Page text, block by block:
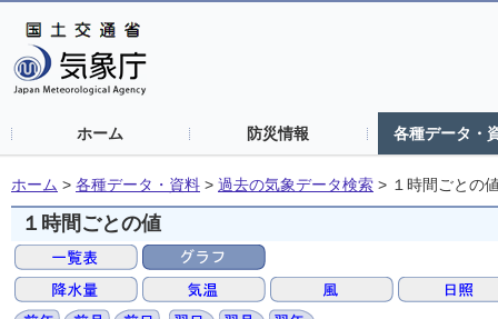
ホーム 防災情報 各種データ・
ホーム > 各種データ・資料 > 過去の気象データ検索 > １時間ごとの
１時間ごとの値